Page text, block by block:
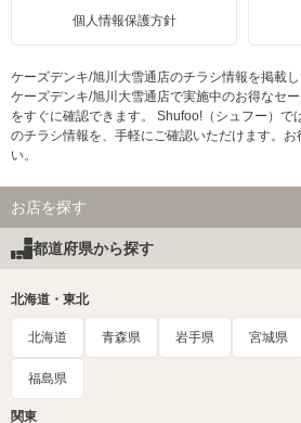
個人情報保護方針
ケーズデンキ/旭川大雪通店のチラシ情報を掲載
ケーズデンキ/旭川大雪通店で実施中のお得なセ
をすぐに確認できます。 Shufoo!（シュフー）で
のチラシ情報を、手軽にご確認いただけます。
い。
お店を探す
都道府県から探す
北海道・東北
北海道 青森県 岩手県 宮城県
福島県
関東